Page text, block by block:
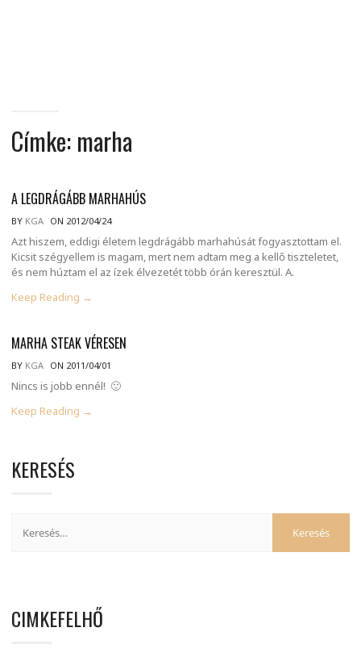
Címke: marha
A LEGDRÁGÁBB MARHAHÚS
BY KGA ON 2012/04/24
Azt hiszem, eddigi életem legdrágább marhahúsát fogyasztottam el.
Kicsit szégyellem is magam, mert nem adtam meg a kellő tiszteletet,
és nem húztam el az ízek élvezetét több órán keresztül. A.
Keep Reading →
MARHA STEAK VÉRESEN
BY KGA ON 2011/04/01
Nincs is jobb ennél! 🙂
Keep Reading →
KERESÉS
CIMKEFELHŐ